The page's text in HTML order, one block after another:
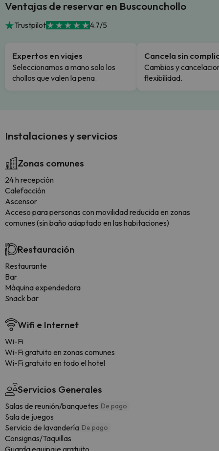
Ventajas de reservar en Buscounchollo
Trustpilot 4.7/5
Expertos en viajes
Seleccionamos a mano solo los
chollos que valen la pena.
Cancela sin
Cambios y
flexibilidad.
Instalaciones y servicios
Zonas comunes
24 h recepción
Calefacción
Ascensor
Acceso para personas con movilidad reducida en zonas
comunes (sin baño adaptado en las habitaciones)
Restauración
Restaurante
Bar
Máquina expendedora
Snack bar
Wifi e Internet
Wi-Fi
Wi-Fi gratuito en zonas comunes
Wi-Fi gratuito en todo el hotel
Servicios Generales
Salas de reunión/banquetes De pago
Sala de juegos
Servicio de lavandería De pago
Consignas/Taquillas
Guarda equipaje gratuito